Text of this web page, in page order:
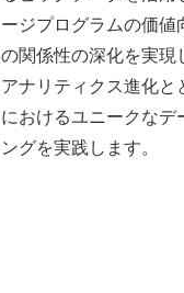
ージプログラムの価値
の関係性の深化を実現
アナリティクス進化
におけるユニークなデ
ングを実践します。